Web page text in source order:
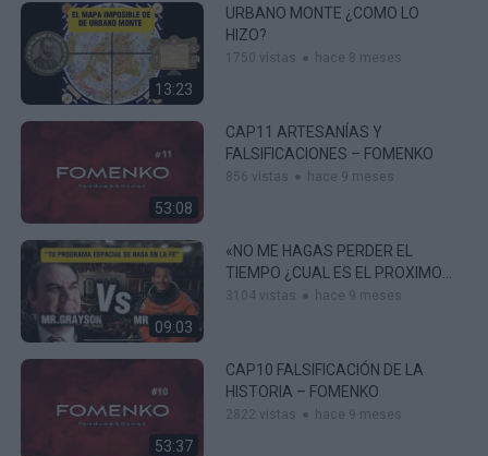
13:23
URBANO MONTE ¿COMO LO
HIZO?
1750 vistas hace 8 meses
53:08
CAP11 ARTESANÍAS Y
FALSIFICACIONES – FOMENKO
856 vistas hace 9 meses
09:03
«NO ME HAGAS PERDER EL
TIEMPO ¿CUAL ES EL PROXIMO
DESTINO DE LA NASA?
3104 vistas hace 9 meses
53:37
CAP10 FALSIFICACIÓN DE LA
HISTORIA – FOMENKO
2822 vistas hace 9 meses